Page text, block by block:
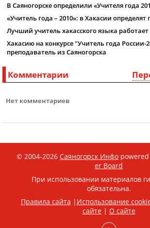
В Саяногорске определили «Учителя года
«Учитель года – 2010»: в Хакасии определят
Лучший учитель хакасского языка
Хакасию на конкурсе "Учитель года России-
преподаватель из Саяногорска
Комментарии
Нет комментариев
© 2004-2026 Саяногорск Инфо
er Board
При использовании материалов
обязательна.
Правила сайта | Использование
сайте| О сайте